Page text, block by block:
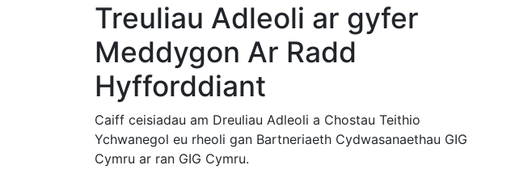
Treuliau Adleoli ar gyfer
Meddygon Ar Radd
Hyfforddiant
Caiff ceisiadau am Dreuliau Adleoli a Chostau Teithio
Ychwanegol eu rheoli gan Bartneriaeth Cydwasanaethau GIG
Cymru ar ran GIG Cymru.